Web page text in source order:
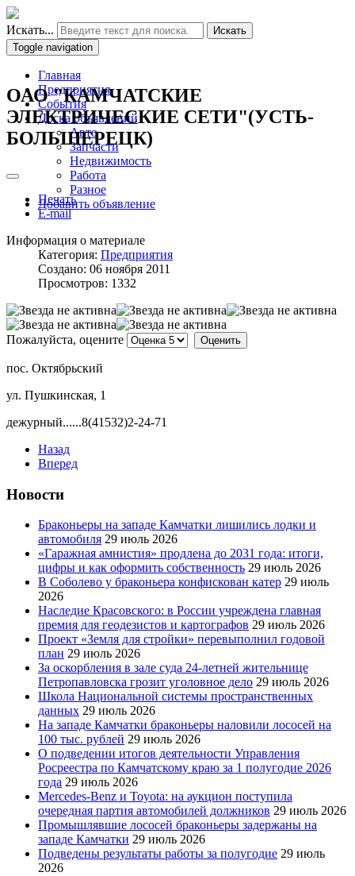
Искать...
Искать
Toggle navigation
Главная
Предприятия
События
Доска объявлений
Авто
Запчасти
Недвижимость
Работа
Разное
Добавить объявление
ОАО "КАМЧАТСКИЕ
ЭЛЕКТРИЧЕСКИЕ СЕТИ"(УСТЬ-
БОЛЬШЕРЕЦК)
Печать
E-mail
Информация о материале
Категория: Предприятия
Создано: 06 ноября 2011
Просмотров: 1332
Пожалуйста, оцените
пос. Октябрьский
ул. Пушкинская, 1
дежурный......8(41532)2-24-71
Назад
Вперед
Новости
Браконьеры на западе Камчатки лишились лодки и
автомобиля 29 июль 2026
«Гаражная амнистия» продлена до 2031 года: итоги,
цифры и как оформить собственность 29 июль 2026
В Соболево у браконьера конфискован катер 29 июль
2026
Наследие Красовского: в России учреждена главная
премия для геодезистов и картографов 29 июль 2026
Проект «Земля для стройки» перевыполнил годовой
план 29 июль 2026
За оскорбления в зале суда 24-летней жительнице
Петропавловска грозит уголовное дело 29 июль 2026
Школа Национальной системы пространственных
данных 29 июль 2026
На западе Камчатки браконьеры наловили лососей на
100 тыс. рублей 29 июль 2026
О подведении итогов деятельности Управления
Росреестра по Камчатскому краю за 1 полугодие 2026
года 29 июль 2026
Mercedes-Benz и Toyota: на аукцион поступила
очередная партия автомобилей должников 29 июль 2026
Промышлявшие лососей браконьеры задержаны на
западе Камчатки 29 июль 2026
Подведены результаты работы за полугодие 29 июль
2026